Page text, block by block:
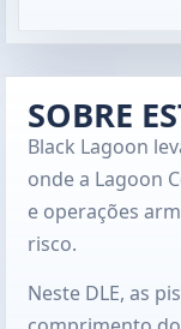
    }
  });
});
</script>
SOBRE
Black Lagoon
onde a Lagoon
e operações
risco.
Neste DLE, as